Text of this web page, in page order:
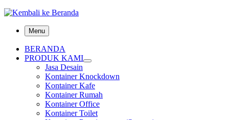
Menu
BERANDA
PRODUK KAMI
Jasa Desain
Kontainer Knockdown
Kontainer Kafe
Kontainer Rumah
Kontainer Office
Kontainer Toilet